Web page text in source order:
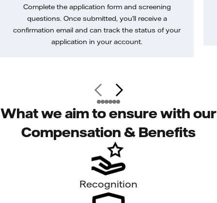
Complete the application form and screening
questions. Once submitted, you’ll receive a
confirmation email and can track the status of your
application in your account.
What we aim to ensure with our
Compensation & Benefits
Recognition